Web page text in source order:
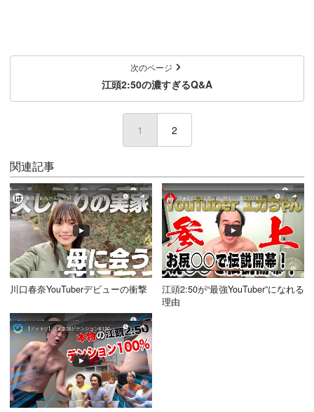
次のページ
江頭2:50の濃すぎるQ&A
1 (current)
2
関連記事
川口春奈YouTuberデビューの衝撃
江頭2:50が“最強YouTuber”になれる
理由